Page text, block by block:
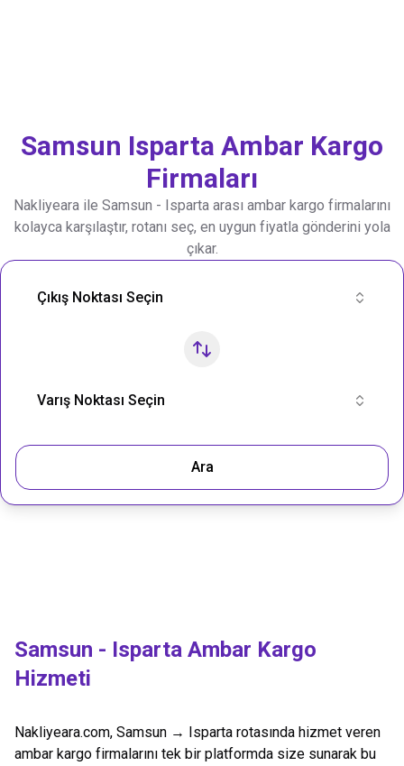
Samsun Isparta Ambar Kargo
Firmaları
Nakliyeara ile Samsun - Isparta arası ambar kargo firmalarını
kolayca karşılaştır, rotanı seç, en uygun fiyatla gönderini yola
çıkar.
Nakliye Rotası Ara
Çıkış Noktası Seçin
Varış Noktası Seçin
Ara
Samsun - Isparta Ambar Kargo
Hizmeti
Nakliyeara.com, Samsun → Isparta rotasında hizmet veren
ambar kargo firmalarını tek bir platformda size sunarak bu